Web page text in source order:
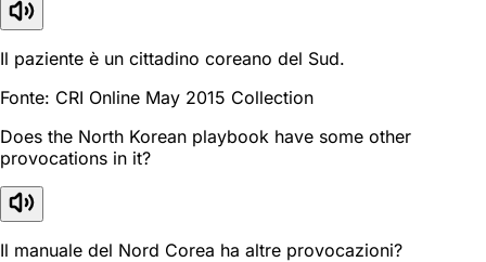
Il paziente è un cittadino coreano del Sud.
Fonte: CRI Online May 2015 Collection
Does the North Korean playbook have some other
provocations in it?
Il manuale del Nord Corea ha altre provocazioni?